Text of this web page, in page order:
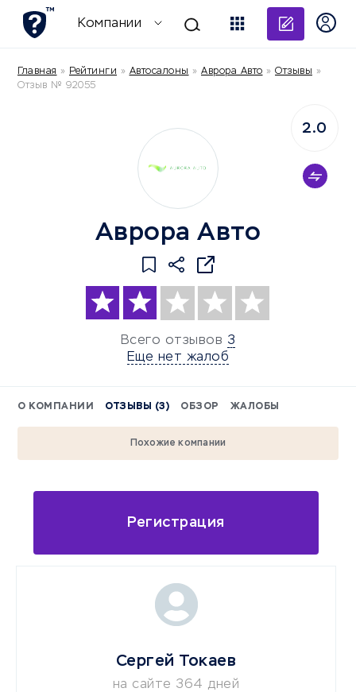
Компании
Главная » Рейтинги » Автосалоны » Аврора Авто » Отзывы »
Отзыв № 92055
Аврора Авто
Всего отзывов 3
Еще нет жалоб
2.0
О КОМПАНИИ ОТЗЫВЫ (3) ОБЗОР ЖАЛОБЫ
Похожие компании
Регистрация
Сергей Токаев
на сайте 364 дней